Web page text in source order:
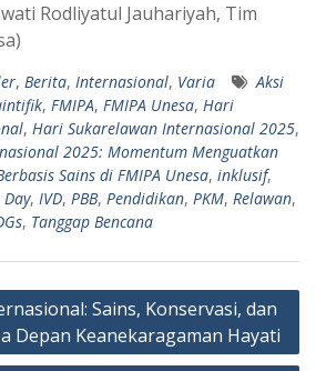
Rodliyatul Jauhariyah, Tim
, Berita, Internasional, Varia
Aksi
, FMIPA, FMIPA Unesa, Hari
, Hari Sukarelawan Internasional 2025,
2025: Momentum Menguatkan
Sains di FMIPA Unesa, inklusif,
, IVD, PBB, Pendidikan, PKM, Relawan,
, Tanggap Bencana
Sains, Konservasi, dan
Depan Keanekaragaman Hayati